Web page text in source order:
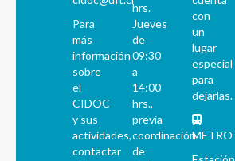
Para
más
información
sobre
el
CIDOC
y sus
actividades,
contactar
hrs.
Jueves
de
09:30
a
14:00
hrs.,
previa
coordinación
de
con
un
lugar
especial
para
dejarlas.
METRO